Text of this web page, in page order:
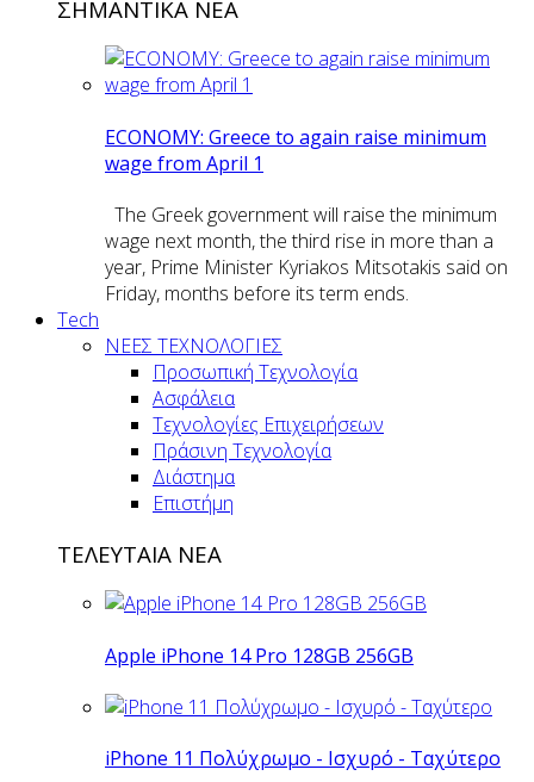
ΣΗΜΑΝΤΙΚΑ ΝΕΑ
ECONOMY: Greece to again raise minimum
wage from April 1
The Greek government will raise the minimum
wage next month, the third rise in more than a
year, Prime Minister Kyriakos Mitsotakis said on
Friday, months before its term ends.
Tech
ΝΕΕΣ ΤΕΧΝΟΛΟΓΙΕΣ
Προσωπική Τεχνολογία
Ασφάλεια
Τεχνολογίες Επιχειρήσεων
Πράσινη Τεχνολογία
Διάστημα
Επιστήμη
ΤΕΛΕΥΤΑΙΑ ΝΕΑ
Apple iPhone 14 Pro 128GB 256GB
iPhone 11 Πολύχρωμο - Ισχυρό - Ταχύτερο